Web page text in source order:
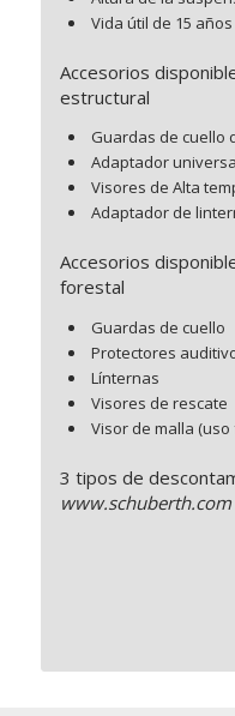
Vida útil de 15 años
Accesorios
estructural
Guardas de cuello
Adaptador
Visores de Alta
Adaptador de
Accesorios
forestal
Guardas de cuello
Protectores
Línternas
Visores de rescate
Visor de malla
3 tipos de
www.schuberth.com